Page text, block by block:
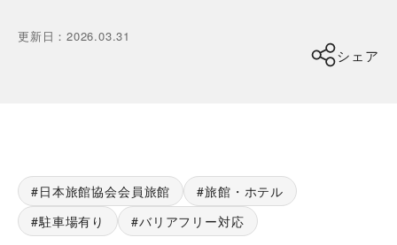
更新日 ：2026.03.31
シェア
日本旅館協会会員旅館
旅館・ホテル
駐車場有り
バリアフリー対応